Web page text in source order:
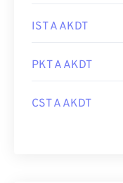
IST A AKDT
PKT A AKDT
CST A AKDT